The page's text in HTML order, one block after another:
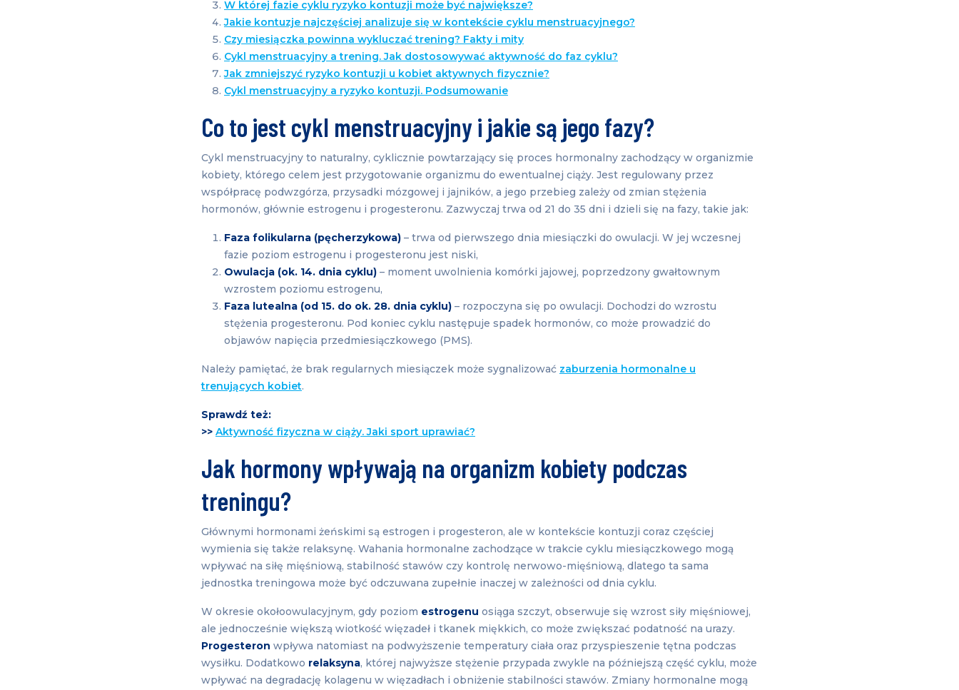
W której fazie cyklu ryzyko kontuzji może być największe?
Jakie kontuzje najczęściej analizuje się w kontekście cyklu menstruacyjnego?
Czy miesiączka powinna wykluczać trening? Fakty i mity
Cykl menstruacyjny a trening. Jak dostosowywać aktywność do faz cyklu?
Jak zmniejszyć ryzyko kontuzji u kobiet aktywnych fizycznie?
Cykl menstruacyjny a ryzyko kontuzji. Podsumowanie
Co to jest cykl menstruacyjny i jakie są jego fazy?
Cykl menstruacyjny to naturalny, cyklicznie powtarzający się proces hormonalny zachodzący w organizmie
kobiety, którego celem jest przygotowanie organizmu do ewentualnej ciąży. Jest regulowany przez
współpracę podwzgórza, przysadki mózgowej i jajników, a jego przebieg zależy od zmian stężenia
hormonów, głównie estrogenu i progesteronu. Zazwyczaj trwa od 21 do 35 dni i dzieli się na fazy, takie jak:
Faza folikularna (pęcherzykowa) – trwa od pierwszego dnia miesiączki do owulacji. W jej wczesnej
fazie poziom estrogenu i progesteronu jest niski,
Owulacja (ok. 14. dnia cyklu) – moment uwolnienia komórki jajowej, poprzedzony gwałtownym
wzrostem poziomu estrogenu,
Faza lutealna (od 15. do ok. 28. dnia cyklu) – rozpoczyna się po owulacji. Dochodzi do wzrostu
stężenia progesteronu. Pod koniec cyklu następuje spadek hormonów, co może prowadzić do
objawów napięcia przedmiesiączkowego (PMS).
Należy pamiętać, że brak regularnych miesiączek może sygnalizować zaburzenia hormonalne u
trenujących kobiet.
Sprawdź też:
>> Aktywność fizyczna w ciąży. Jaki sport uprawiać?
Jak hormony wpływają na organizm kobiety podczas
treningu?
Głównymi hormonami żeńskimi są estrogen i progesteron, ale w kontekście kontuzji coraz częściej
wymienia się także relaksynę. Wahania hormonalne zachodzące w trakcie cyklu miesiączkowego mogą
wpływać na siłę mięśniową, stabilność stawów czy kontrolę nerwowo-mięśniową, dlatego ta sama
jednostka treningowa może być odczuwana zupełnie inaczej w zależności od dnia cyklu.
W okresie okołoowulacyjnym, gdy poziom estrogenu osiąga szczyt, obserwuje się wzrost siły mięśniowej,
ale jednocześnie większą wiotkość więzadeł i tkanek miękkich, co może zwiększać podatność na urazy.
Progesteron wpływa natomiast na podwyższenie temperatury ciała oraz przyspieszenie tętna podczas
wysiłku. Dodatkowo relaksyna, której najwyższe stężenie przypada zwykle na późniejszą część cyklu, może
wpływać na degradację kolagenu w więzadłach i obniżenie stabilności stawów. Zmiany hormonalne mogą